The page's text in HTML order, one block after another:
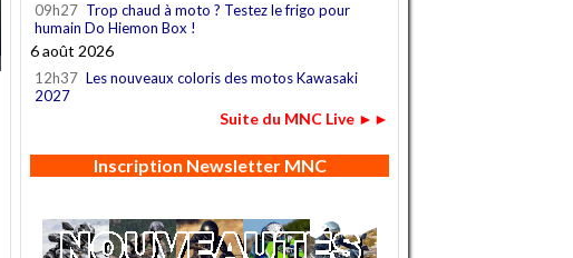
09h27 Trop chaud à moto ? Testez le frigo pour
humain Do Hiemon Box !
6 août 2026
12h37 Les nouveaux coloris des motos Kawasaki
2027
Suite du MNC Live ►►
Inscription Newsletter MNC